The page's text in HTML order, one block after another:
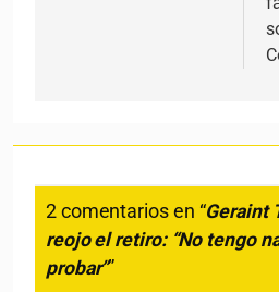
2 comentarios en “Geraint
reojo el retiro: “No tengo
probar””